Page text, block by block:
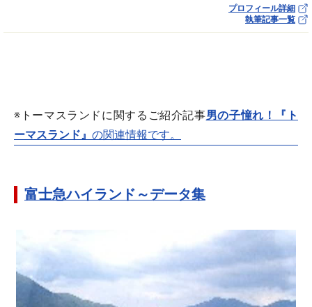
プロフィール詳細
執筆記事一覧
※トーマスランドに関するご紹介記事男の子憧れ！『ト
ーマスランド』 の関連情報です。
富士急ハイランド～データ集